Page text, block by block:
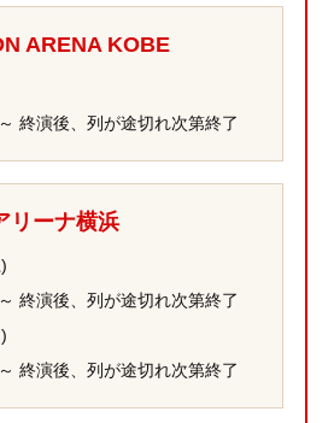
ARENA KOBE
終演後、列が途切れ次第終了
リーナ横浜
終演後、列が途切れ次第終了
終演後、列が途切れ次第終了